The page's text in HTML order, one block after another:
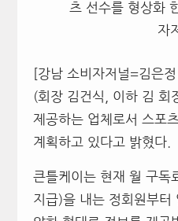
츠 선수를 형상화
자
[강남 소비자저널=김은
(회장 김건식, 이하 김 회
제공하는 업체로서 스포
계획하고 있다고 밝혔다.
큰틀케이는 현재 월 구독
지급)을 내는 정회원부